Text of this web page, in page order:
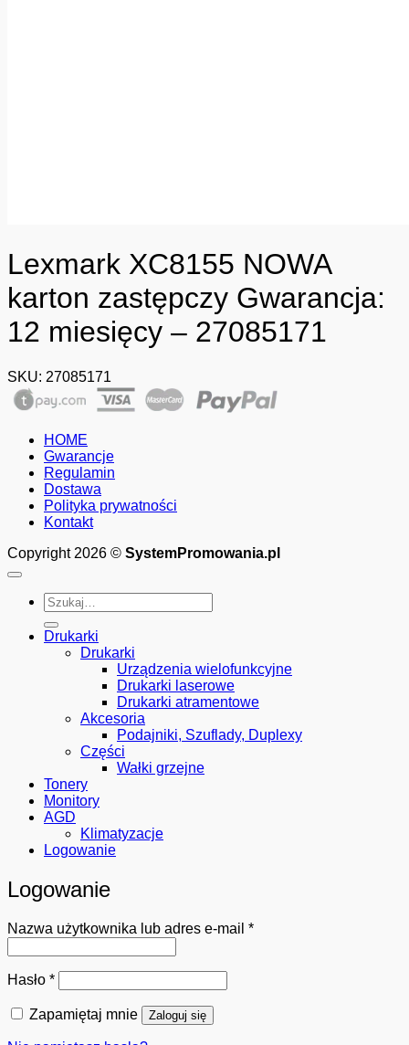
Lexmark XC8155 NOWA
karton zastępczy Gwarancja:
12 miesięcy – 27085171
SKU: 27085171
HOME
Gwarancje
Regulamin
Dostawa
Polityka prywatności
Kontakt
Copyright 2026 © SystemPromowania.pl
Szukaj:
Drukarki
Drukarki
Urządzenia wielofunkcyjne
Drukarki laserowe
Drukarki atramentowe
Akcesoria
Podajniki, Szuflady, Duplexy
Części
Wałki grzejne
Tonery
Monitory
AGD
Klimatyzacje
Logowanie
Logowanie
Nazwa użytkownika lub adres e-mail *Wymagane
Hasło *Wymagane
Zapamiętaj mnie Zaloguj się